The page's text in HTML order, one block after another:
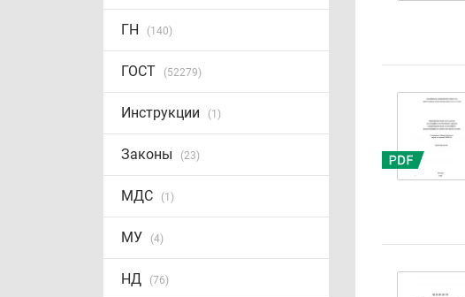
ГН (140)
ГОСТ (52279)
Инструкции (1)
Законы (23)
МДС (1)
МУ (4)
НД (76)